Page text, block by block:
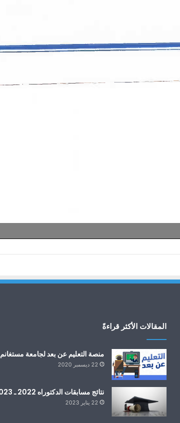
المقالات الأكثر قراءةً
منصة التعليم عن بعد لجامعة مستغانم
22 ديسمبر 2020
نتائج مسابقات الدكتوراه 2022 ـ 2023
22 يناير 2023